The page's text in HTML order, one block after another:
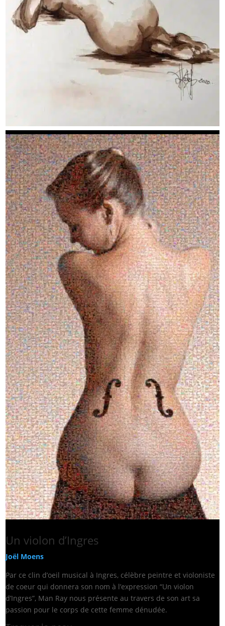
Un violon d’Ingres
Joël Moens
Par ce clin d’oeil musical à Ingres, célèbre peintre et violoniste
de coeur qui donnera son nom à l’expression “Un violon
d’Ingres”, Man Ray nous présente au travers de son art sa
passion pour le corps de cette femme dénudée.